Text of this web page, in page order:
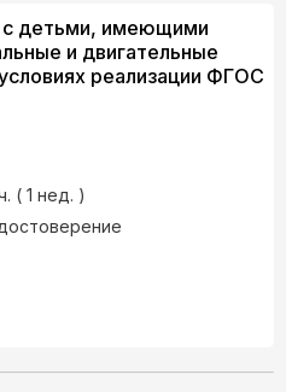
с детьми, имеющими
и двигательные
реализации ФГОС
( 1 нед. )